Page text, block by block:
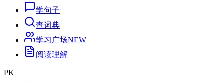
学句子
查词典
学习广场NEW
阅读理解
PK